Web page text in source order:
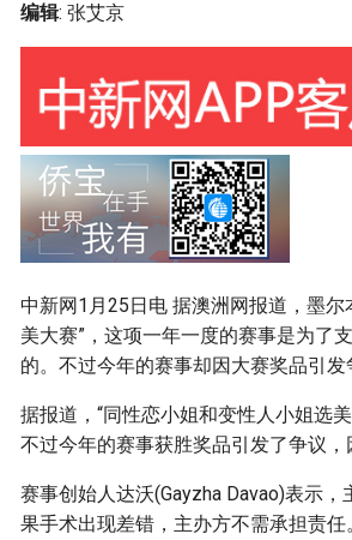
编辑: 张艾京
中新网1月25日电 据澳洲网报道，墨
美大赛”，这项一年一度的赛事是为了
的。不过今年的赛事却因大赛奖品引发
据报道，“同性恋小姐和变性人小姐选
不过今年的赛事获胜奖品引发了争议
赛事创始人达沃(Gayzha Davao)表示
果手术出现差错，主办方不需承担责